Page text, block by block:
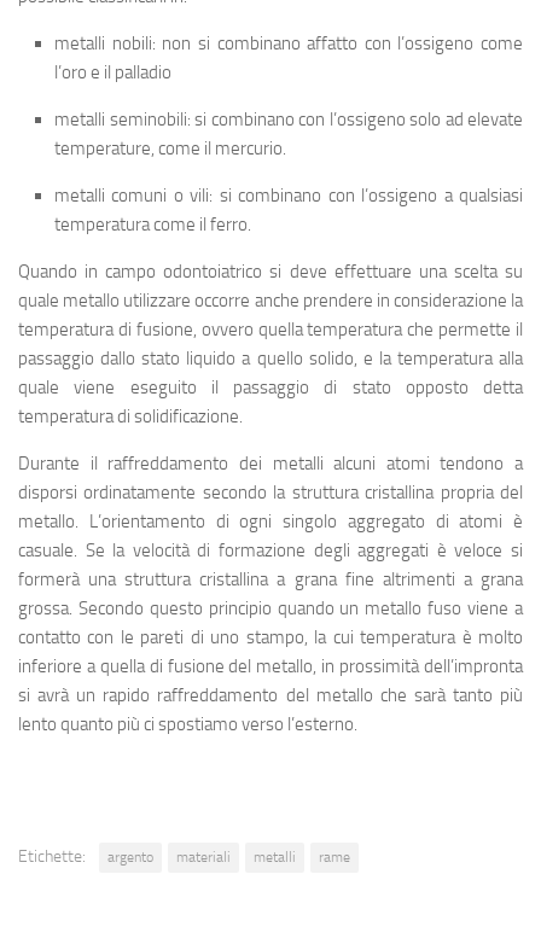
metalli nobili: non si combinano affatto con l’ossigeno come
l’oro e il palladio
metalli seminobili: si combinano con l’ossigeno solo ad elevate
temperature, come il mercurio.
metalli comuni ovili: si combinano con l’ossigeno a qualsiasi
temperatura come il ferro.
Quando in campo odontoiatrico si deve effettuare una scelta su
quale metallo utilizzare occorre anche prendere in considerazione la
temperatura di fusione, ovvero quella temperatura che permette il
passaggio dallo stato liquido a quello solido, e la temperatura alla
quale viene eseguito il passaggio di stato opposto detta
temperatura di solidificazione.
Durante il raffreddamento dei metalli alcuni atomi tendono a
disporsi ordinatamente secondo la struttura cristallina propria del
metallo. L’orientamento di ogni singolo aggregato di atomi è
casuale. Se la velocità di formazione degli aggregati è veloce si
formerà una struttura cristallina a grana fine altrimenti a grana
grossa. Secondo questo principio quando un metallo fuso viene a
contatto con le pareti di uno stampo, la cui temperatura è molto
inferiore a quella di fusione del metallo, in prossimità dell’impronta
si avrà un rapido raffreddamento del metallo che sarà tanto più
lento quanto più ci spostiamo verso l’esterno.
Etichette: argento materiali metalli rame